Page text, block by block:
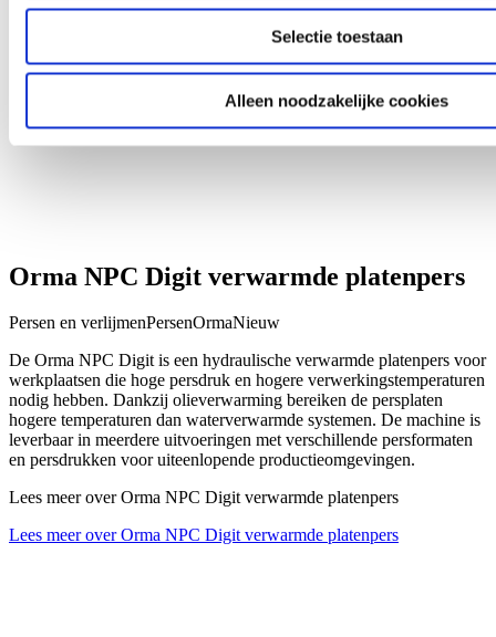
Selectie toestaan
Alleen noodzakelijke cookies
Orma NPC Digit verwarmde platenpers
Persen en verlijmenPersenOrmaNieuw
De Orma NPC Digit is een hydraulische verwarmde platenpers voor
werkplaatsen die hoge persdruk en hogere verwerkingstemperaturen
nodig hebben. Dankzij olieverwarming bereiken de persplaten
hogere temperaturen dan waterverwarmde systemen. De machine is
leverbaar in meerdere uitvoeringen met verschillende persformaten
en persdrukken voor uiteenlopende productieomgevingen.
Lees meer over Orma NPC Digit verwarmde platenpers
Lees meer over Orma NPC Digit verwarmde platenpers